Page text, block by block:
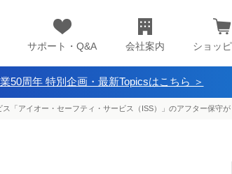
サポート・Q&A 会社案内 ショッ
50周年 特別企画・最新Topicsはこちら ＞
ス「アイオー・セーフティ・サービス（ISS）」のアフター保守